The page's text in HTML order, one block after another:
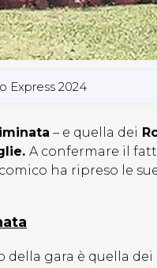
Express 2024
– e quella dei
A confermare il
ha ripreso le
della gara è quella dei